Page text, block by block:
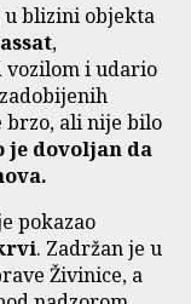
u blizini objekta
,
vozilom i udario
brzo, ali nije bilo
je dovoljan da
pokazao
. Zadržan je u
Živinice, a